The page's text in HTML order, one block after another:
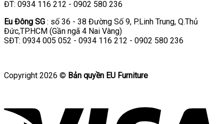
ĐT: 0934 116 212 - 0902 580 236
Eu Đông SG : số 36 - 38 Đường Số 9, P.Linh Trung, Q.Thủ
Đức,TP.HCM (Gần ngã 4 Nai Vàng)
SĐT: 0934 005 052 - 0934 116 212 - 0902 580 236
Copyright 2026 © Bản quyền EU Furniture